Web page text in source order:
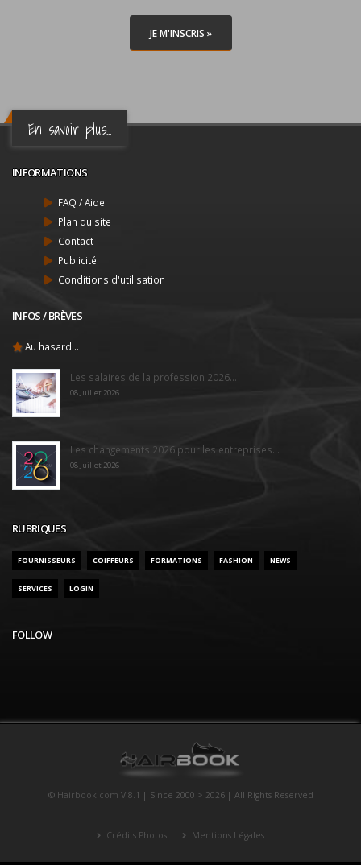
JE M'INSCRIS »
En savoir plus...
INFORMATIONS
FAQ / Aide
Plan du site
Contact
Publicité
Conditions d'utilisation
INFOS / BRÈVES
Au hasard...
Les salaires de la profession 2026...
08 Juillet 2026
Les changements 2026 pour les entreprises...
08 Juillet 2026
RUBRIQUES
FOURNISSEURS COIFFEURS FORMATIONS FASHION NEWS
SERVICES LOGIN
FOLLOW
© Hairbook.com V.8.1 | Since 2000 > 2026 | All Rights Reserved
Crédits Photos Mentions Légales